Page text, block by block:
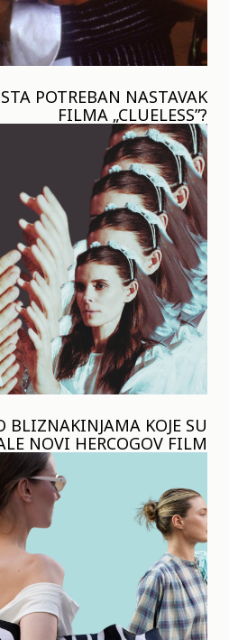
POTREBAN NASTAVAK
FILMA „CLUELESS”?
BLIZNAKINJAMA KOJE SU
NOVI HERCOGOV FILM